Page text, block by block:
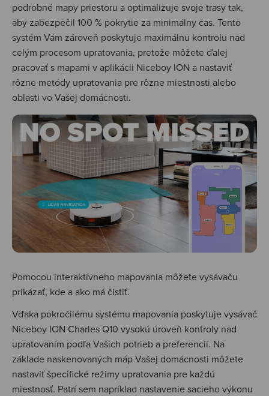
podrobné mapy priestoru a optimalizuje svoje trasy tak,
aby zabezpečil 100 % pokrytie za minimálny čas. Tento
systém Vám zároveň poskytuje maximálnu kontrolu nad
celým procesom upratovania, pretože môžete ďalej
pracovať s mapami v aplikácii Niceboy ION a nastaviť
rôzne metódy upratovania pre rôzne miestnosti alebo
oblasti vo Vašej domácnosti.
Pomocou interaktívneho mapovania môžete vysávaču
prikázať, kde a ako má čistiť.
Vďaka pokročilému systému mapovania poskytuje vysávač
Niceboy ION Charles Q10 vysokú úroveň kontroly nad
upratovaním podľa Vašich potrieb a preferencií. Na
základe naskenovaných máp Vašej domácnosti môžete
nastaviť špecifické režimy upratovania pre každú
miestnosť. Patrí sem napríklad nastavenie sacieho výkonu